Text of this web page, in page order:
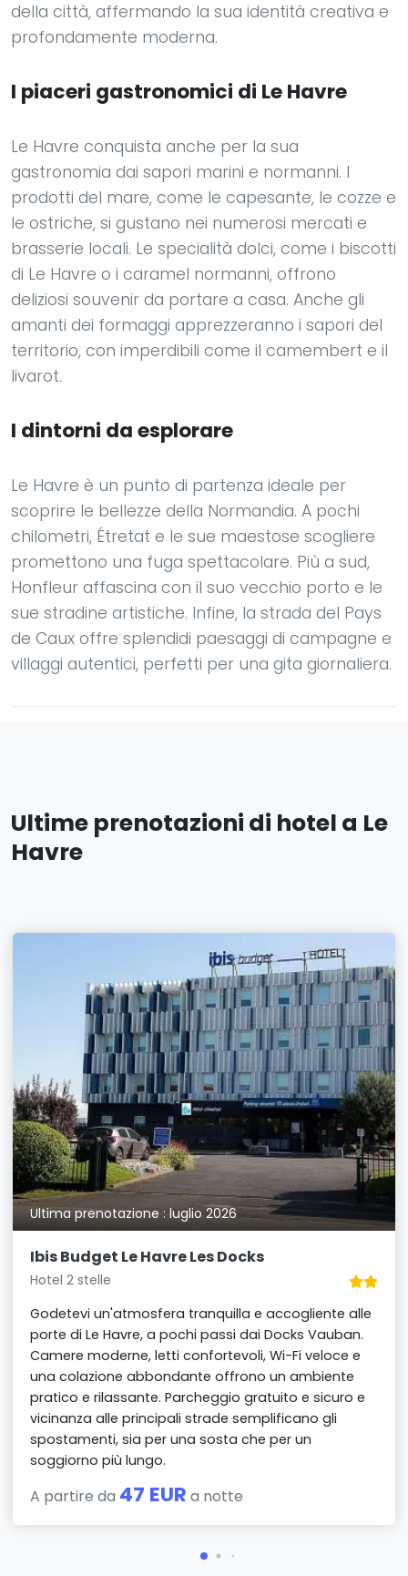
della città, affermando la sua identità creativa e
profondamente moderna.
I piaceri gastronomici di Le Havre
Le Havre conquista anche per la sua
gastronomia dai sapori marini e normanni. I
prodotti del mare, come le capesante, le cozze e
le ostriche, si gustano nei numerosi mercati e
brasserie locali. Le specialità dolci, come i biscotti
di Le Havre o i caramel normanni, offrono
deliziosi souvenir da portare a casa. Anche gli
amanti dei formaggi apprezzeranno i sapori del
territorio, con imperdibili come il camembert e il
livarot.
I dintorni da esplorare
Le Havre è un punto di partenza ideale per
scoprire le bellezze della Normandia. A pochi
chilometri, Étretat e le sue maestose scogliere
promettono una fuga spettacolare. Più a sud,
Honfleur affascina con il suo vecchio porto e le
sue stradine artistiche. Infine, la strada del Pays
de Caux offre splendidi paesaggi di campagne e
villaggi autentici, perfetti per una gita giornaliera.
Ultime prenotazioni di hotel a Le
Havre
Ultima prenotazione : luglio 2026
Ibis Budget Le Havre Les Docks
Hotel 2 stelle
Godetevi un'atmosfera tranquilla e accogliente alle
porte di Le Havre, a pochi passi dai Docks Vauban.
Camere moderne, letti confortevoli, Wi-Fi veloce e
una colazione abbondante offrono un ambiente
pratico e rilassante. Parcheggio gratuito e sicuro e
vicinanza alle principali strade semplificano gli
spostamenti, sia per una sosta che per un
soggiorno più lungo.
A partire da 47 EUR a notte